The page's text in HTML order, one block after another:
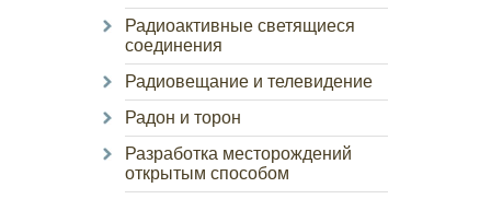
Радиоактивные светящиеся
соединения
Радиовещание и телевидение
Радон и торон
Разработка месторождений
открытым способом